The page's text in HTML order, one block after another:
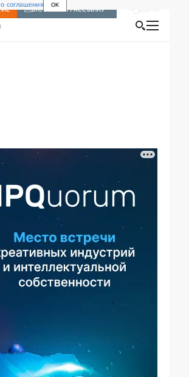
соглашения OK
ВКЛЮЧИТЬ РАССЫЛКУ